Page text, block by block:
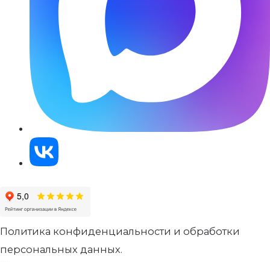
Политика конфиденциальности и обработки
персональных данных.